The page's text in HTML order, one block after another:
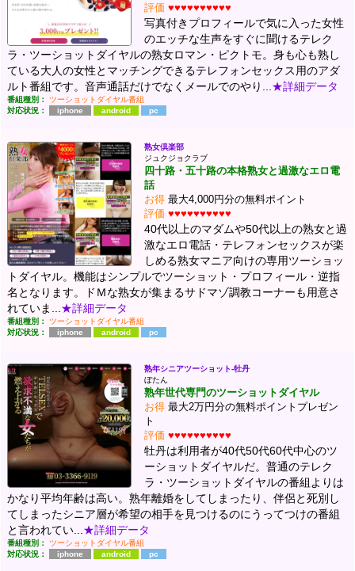
評価 ♥♥♥♥♥♥♥♥♥♥
写真付きプロフィールで気に入った女性
のエッチな生声をすぐに聞けるテレク
ラ・ツーショットダイヤルの熟女ロマン・ピクトモ。身も心も熟し
ている大人の女性とマッチングできるテレフォンセックス用のアダ
ルト番組です。音声通話だけでなくメールでのやり... ★詳細データ
番組種別：
ツーショットダイヤル番組
対応状況：
iphone android pc
熟女倶楽部
ジュクジョクラブ
四十路・五十路の本格熟女と過激なエロ電
話
お得 最大4,000円分の無料ポイント
評価 ♥♥♥♥♥♥♥♥♥♥
40代以上のマダムや50代以上の熟女と過
激なエロ電話・テレフォンセックスが楽
しめる熟女マニア向けの専用ツーショッ
トダイヤル。機能はシンプルでツーショット・プロフィール・逆指
名となります。ドＭな熟女が集まるサドマゾ調教コーナーも用意さ
れていま... ★詳細データ
番組種別：
ツーショットダイヤル番組
対応状況：
iphone android pc
熟年シニアツーショット-牡丹
ぼたん
熟年世代専門のツーショットダイヤル
お得 最大2万円分の無料ポイントプレゼン
ト
評価 ♥♥♥♥♥♥♥♥♥♥
牡丹は利用者が40代50代60代中心のツ
ーショットダイヤルだ。普通のテレク
ラ・ツーショットダイヤルの番組よりは
かなり平均年齢は高い。熟年離婚をしてしまったり、伴侶と死別し
てしまったシニア層が希望の相手を見つけるのにうってつけの番組
と言われてい... ★詳細データ
番組種別：
ツーショットダイヤル番組
対応状況：
iphone android pc